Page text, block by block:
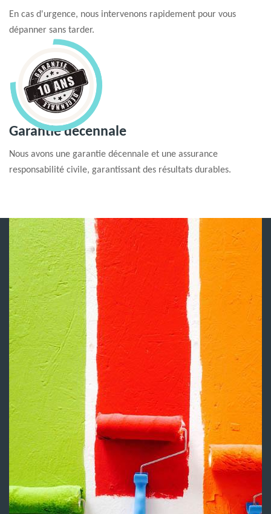
En cas d'urgence, nous intervenons rapidement pour vous
dépanner sans tarder.
Garantie decennale
Nous avons une garantie décennale et une assurance
responsabilité civile, garantissant des résultats durables.